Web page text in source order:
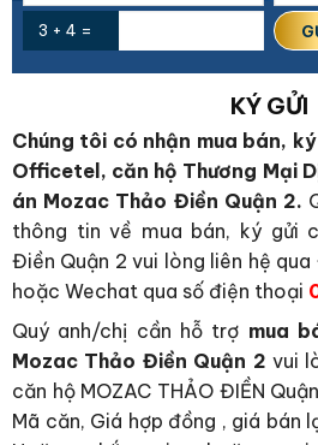
3 + 4 =
KÝ GỬI
Chúng tôi có nhận mua bán,
Officetel, căn hộ Thương Mại
án Mozac Thảo Điền Quận 2.
thông tin về mua bán, ký gửi
Điền Quận 2 vui lòng liên hệ
hoặc Wechat qua số điện thoại
Quý anh/chị cần hỗ trợ mua
Mozac Thảo Điền Quận 2 vui
căn hộ MOZAC THẢO ĐIỀN
Mã căn, Giá hợp đồng , giá bán